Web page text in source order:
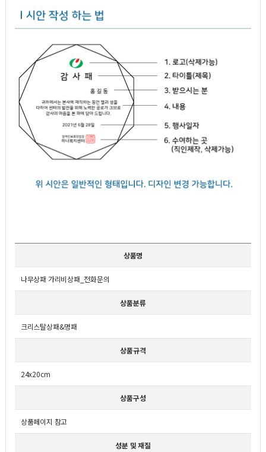
상품명
나무상패 가리비상패_전화문의
상품분류
크리스탈상패&명패
상품규격
24x20cm
상품구성
상품페이지 참고
성분 및 재질